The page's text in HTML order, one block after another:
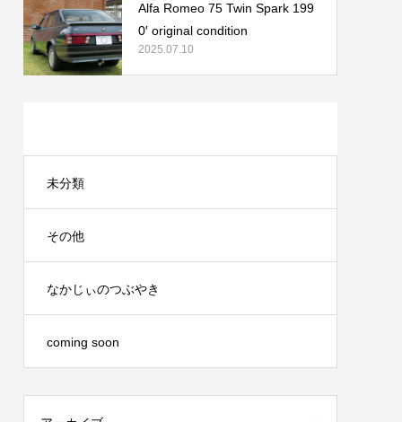
Alfa Romeo 75 Twin Spark 199
0′ original condition
2025.07.10
未分類
その他
なかじぃのつぶやき
coming soon